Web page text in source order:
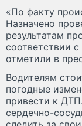
«По факту
Назначено
результатам
соответствии
отметили в
Водителям
погодные
привести к
сердечно-